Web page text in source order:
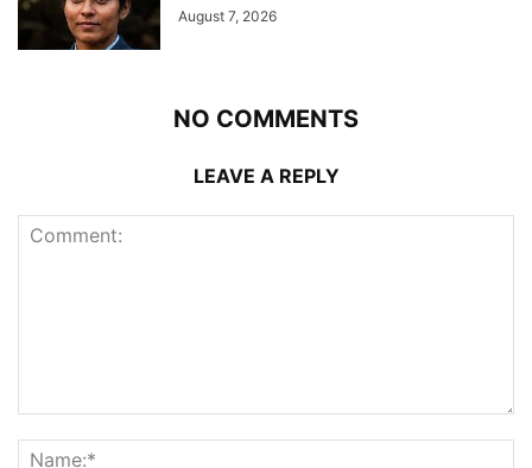
August 7, 2026
NO COMMENTS
LEAVE A REPLY